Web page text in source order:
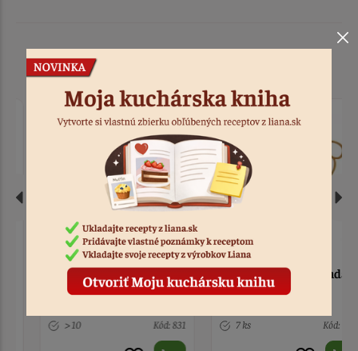
Zápich - plameniak
> 10 Kód: 831
Zápich - Happy Birthday,
zlatý
7 ks Kód: 709